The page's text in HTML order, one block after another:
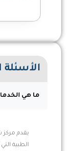
ما هي
يقدم
الطبية